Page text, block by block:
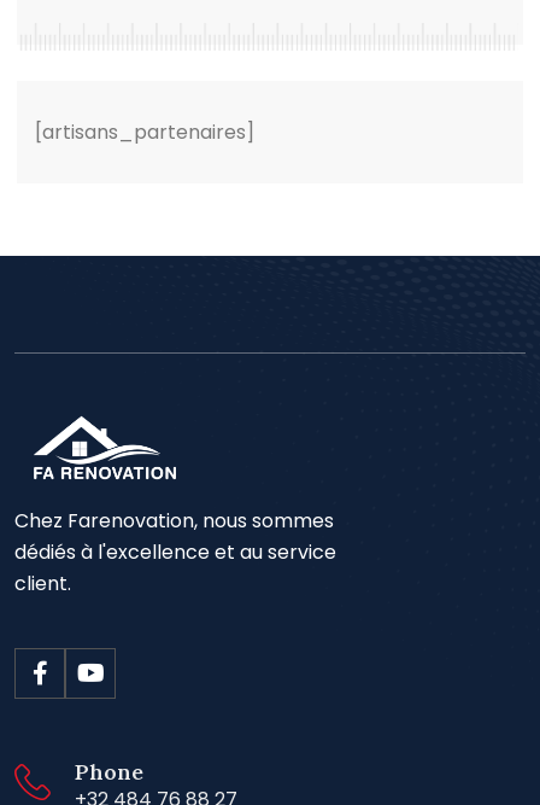
[artisans_partenaires]
Chez Farenovation, nous sommes
dédiés à l'excellence et au service
client.
Phone